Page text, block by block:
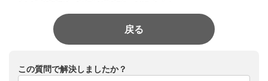
戻る
この質問で解決しましたか？